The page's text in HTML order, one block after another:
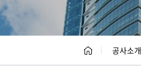
공사소개